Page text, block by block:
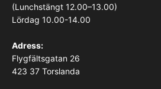
(Lunchstängt 12.00–13.00)
Lördag 10.00-14.00
Adress:
Flygfältsgatan 26
423 37 Torslanda